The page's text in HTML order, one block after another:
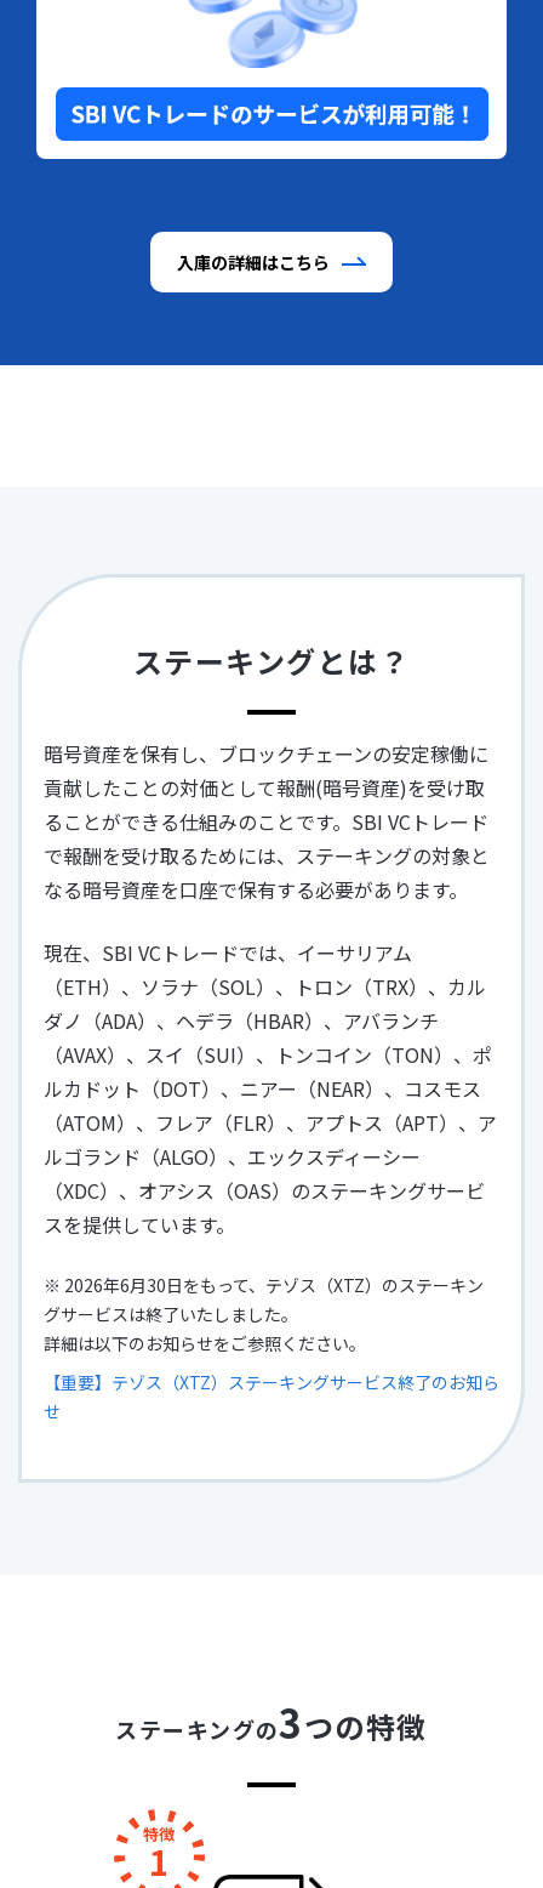
入庫の詳細はこちら
ステーキングとは？
暗号資産を保有し、ブロックチェーンの安定稼働に
貢献したことの対価として報酬(暗号資産)を受け取
ることができる仕組みのことです。SBI VCトレード
で報酬を受け取るためには、ステーキングの対象と
なる暗号資産を口座で保有する必要があります。
現在、SBI VCトレードでは、イーサリアム
（ETH）、ソラナ（SOL）、トロン（TRX）、カル
ダノ（ADA）、ヘデラ（HBAR）、アバランチ
（AVAX）、スイ（SUI）、トンコイン（TON）、ポ
ルカドット（DOT）、ニアー（NEAR）、コスモス
（ATOM）、フレア（FLR）、アプトス（APT）、ア
ルゴランド（ALGO）、エックスディーシー
（XDC）、オアシス（OAS）のステーキングサービ
スを提供しています。
※ 2026年6月30日をもって、テゾス（XTZ）のステーキン
グサービスは終了いたしました。
詳細は以下のお知らせをご参照ください。
【重要】テゾス（XTZ）ステーキングサービス終了のお知ら
せ
ステーキングの3つの特徴
特徴
1